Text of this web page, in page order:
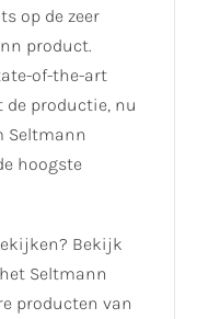
op de zeer
product.
of-the-art
productie, nu
Seltmann
hoogste
Bekijk
Seltmann
producten van